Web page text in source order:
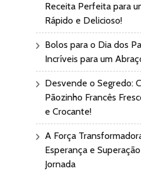
Receita Perfeita para
Rápido e Delicioso!
Bolos para o Dia dos
Incríveis para um
Desvende o Segredo:
Pãozinho Francês
e Crocante!
A Força
Esperança e
Jornada